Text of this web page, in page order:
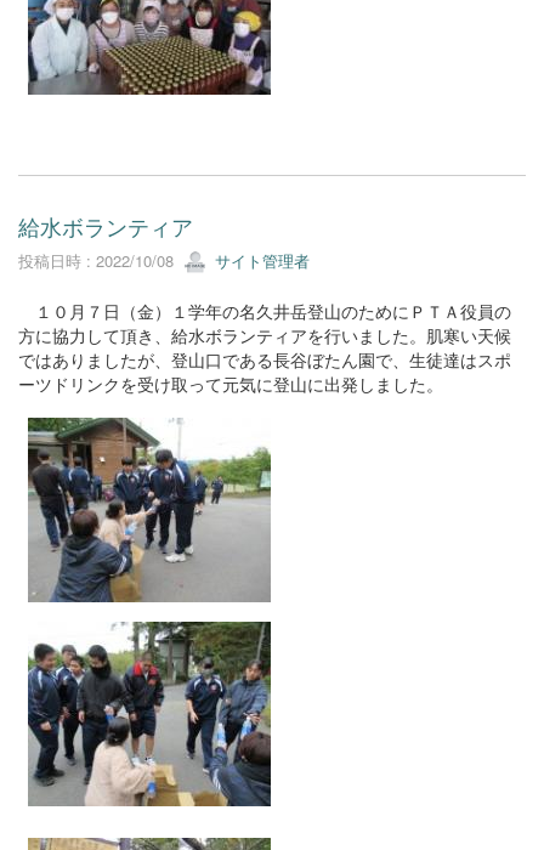
給水ボランティア
投稿日時 : 2022/10/08 サイト管理者
１０月７日（金）１学年の名久井岳登山のためにＰＴＡ役員の
方に協力して頂き、給水ボランティアを行いました。肌寒い天候
ではありましたが、登山口である長谷ぼたん園で、生徒達はスポ
ーツドリンクを受け取って元気に登山に出発しました。